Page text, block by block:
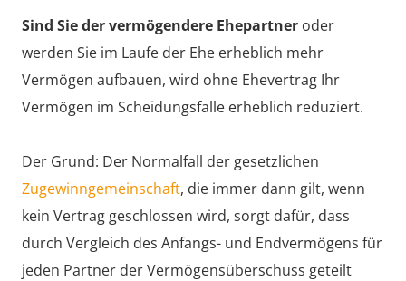
Sind Sie der vermögendere Ehepartner oder
werden Sie im Laufe der Ehe erheblich mehr
Vermögen aufbauen, wird ohne Ehevertrag Ihr
Vermögen im Scheidungsfalle erheblich reduziert.
Der Grund: Der Normalfall der gesetzlichen
Zugewinngemeinschaft, die immer dann gilt, wenn
kein Vertrag geschlossen wird, sorgt dafür, dass
durch Vergleich des Anfangs- und Endvermögens für
jeden Partner der Vermögensüberschuss geteilt